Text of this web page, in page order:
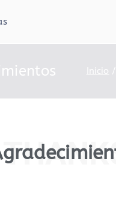
as Inicio